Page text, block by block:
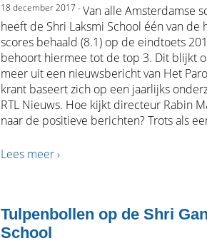
18 december 2017 -Van alle Amsterdamse
heeft de Shri Laksmi School één van de
scores behaald (8.1) op de eindtoets
behoort hiermee tot de top 3. Dit blijkt
meer uit een nieuwsbericht van Het
krant baseert zich op een jaarlijks
RTL Nieuws. Hoe kijkt directeur Rabin
naar de positieve berichten? Trots als
Lees meer ›
Tulpenbollen op de Shri
School